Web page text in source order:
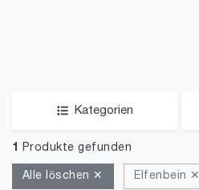
Kategorien
1 Produkte gefunden
Alle löschen ✕ Elfenbein ✕